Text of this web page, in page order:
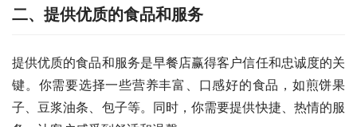
二、提供优质的食品和服务
提供优质的食品和服务是早餐店赢得客户信任和忠诚度的关
键。你需要选择一些营养丰富、口感好的食品，如煎饼果
子、豆浆油条、包子等。同时，你需要提供快捷、热情的服